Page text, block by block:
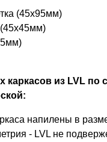
(45х95мм)
каркасов из LVL
напилены в
- LVL не